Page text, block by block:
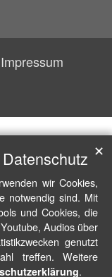
Impressum
wir Cookies,
notwendig sind. Mit
und Cookies, die
Audios über
genutzt
treffen. Weitere
.
✕